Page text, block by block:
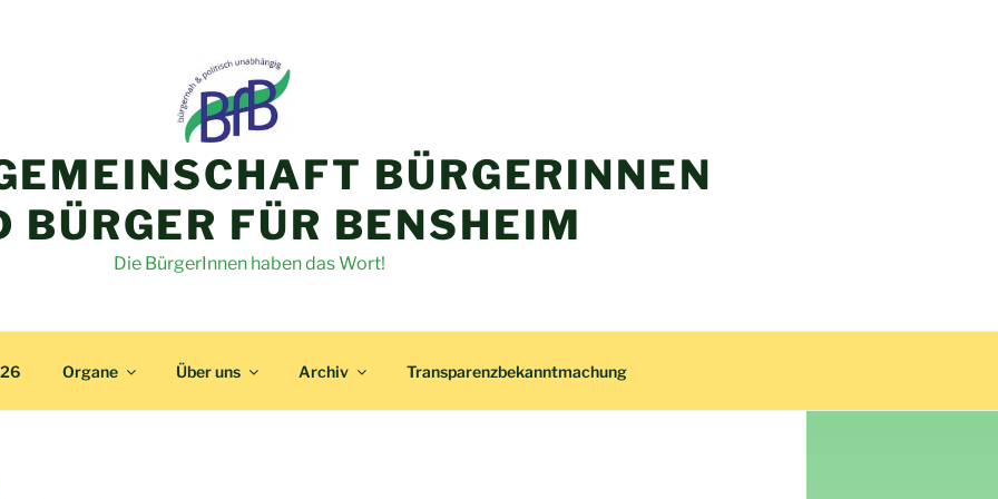
BÜRGERINNEN
BÜRGER FÜR BENSHEIM
Die BürgerInnen haben das Wort!
Organe Über uns Archiv Transparenzbekanntmachung